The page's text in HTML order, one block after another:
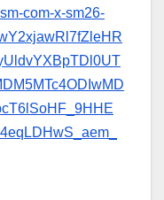
com-x-sm26-